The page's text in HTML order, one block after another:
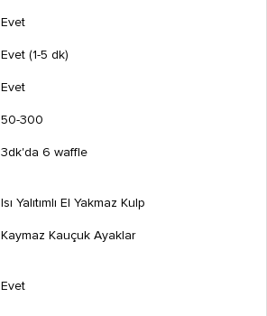
Evet
Evet (1-5 dk)
Evet
50-300
3dk'da 6 waffle
Isı Yalıtımlı El Yakmaz Kulp
Kaymaz Kauçuk Ayaklar
Evet